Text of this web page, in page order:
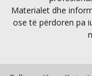
Materialet dhe
ose të përdoren pa